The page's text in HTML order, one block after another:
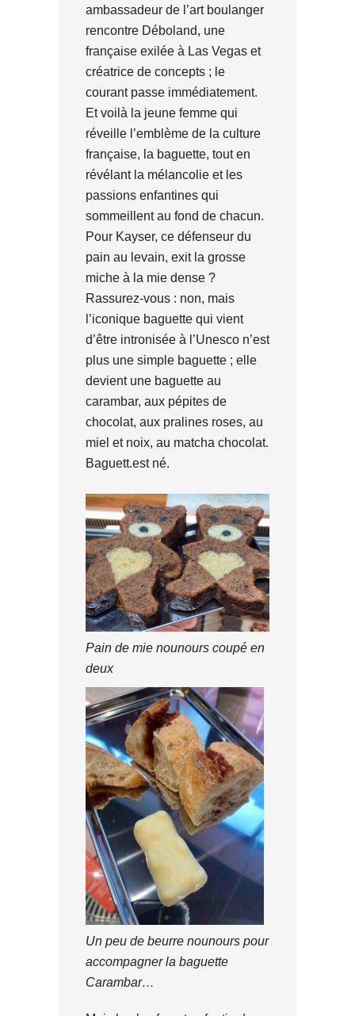
ambassadeur de l’art boulanger
rencontre Déboland, une
française exilée à Las Vegas et
créatrice de concepts ; le
courant passe immédiatement.
Et voilà la jeune femme qui
réveille l’emblème de la culture
française, la baguette, tout en
révélant la mélancolie et les
passions enfantines qui
sommeillent au fond de chacun.
Pour Kayser, ce défenseur du
pain au levain, exit la grosse
miche à la mie dense ?
Rassurez-vous : non, mais
l’iconique baguette qui vient
d’être intronisée à l’Unesco n’est
plus une simple baguette ; elle
devient une baguette au
carambar, aux pépites de
chocolat, aux pralines roses, au
miel et noix, au matcha chocolat.
Baguett.est né.
Pain de mie nounours coupé en
deux
Un peu de beurre nounours pour
accompagner la baguette
Carambar…